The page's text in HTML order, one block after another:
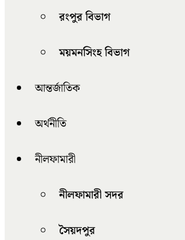
রংপুর বিভাগ
ময়মনসিংহ বিভাগ
আন্তর্জাতিক
অর্থনীতি
নীলফামারী
নীলফামারী সদর
সৈয়দপুর